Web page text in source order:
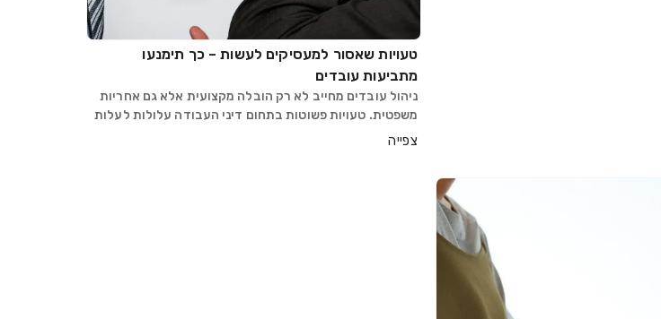
טעויות שאסור למעסיקים לעשות – כך תימנעו
מתביעות עובדים
ניהול עובדים מחייב לא רק הובלה מקצועית אלא גם אחריות
משפטית. טעויות פשוטות בתחום דיני העבודה עלולות לעלות
ביוקר: תביעות, קנסות, מוניטין פגום ולעיתים גם הליכים
צפייה